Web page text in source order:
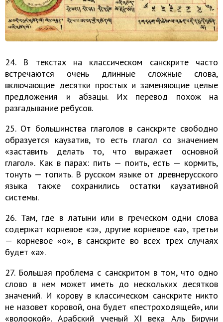
24. В текстах на классическом санскрите часто
встречаются очень длинные сложные слова,
включающие десятки простых и заменяющие целые
предложения и абзацы. Их перевод похож на
разгадывание ребусов.
25. От большинства глаголов в санскрите свободно
образуется каузатив, то есть глагол со значением
«заставить делать то, что выражает основной
глагол». Как в парах: пить — поить, есть — кормить,
тонуть — топить. В русском языке от древнерусского
языка также сохранились остатки каузативной
системы.
26. Там, где в латыни или в греческом одни слова
содержат корневое «э», другие корневое «а», третьи
— корневое «о», в санскрите во всех трех случаях
будет «а».
27. Большая проблема с санскритом в том, что одно
слово в нем может иметь до нескольких десятков
значений. И корову в классическом санскрите никто
не назовет коровой, она будет «пестроходящей», или
«волоокой». Арабский ученый XI века Аль Бируни